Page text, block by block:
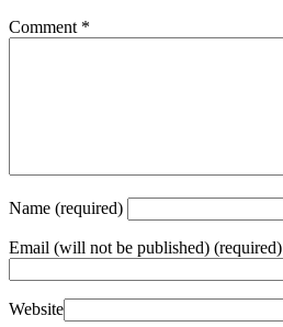
Comment *
Name (required)
Email (will not be published) (required)
Website